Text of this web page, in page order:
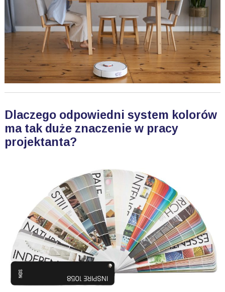
Dlaczego odpowiedni system kolorów
ma tak duże znaczenie w pracy
projektanta?
KONTAKT